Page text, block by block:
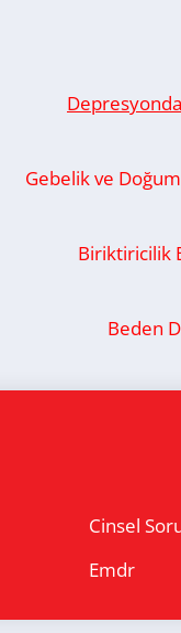
Gebelik ve
Biriktiricilik
Beden
Cinsel
Emdr